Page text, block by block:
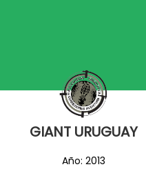
GIANT URUGUAY
Año: 2013